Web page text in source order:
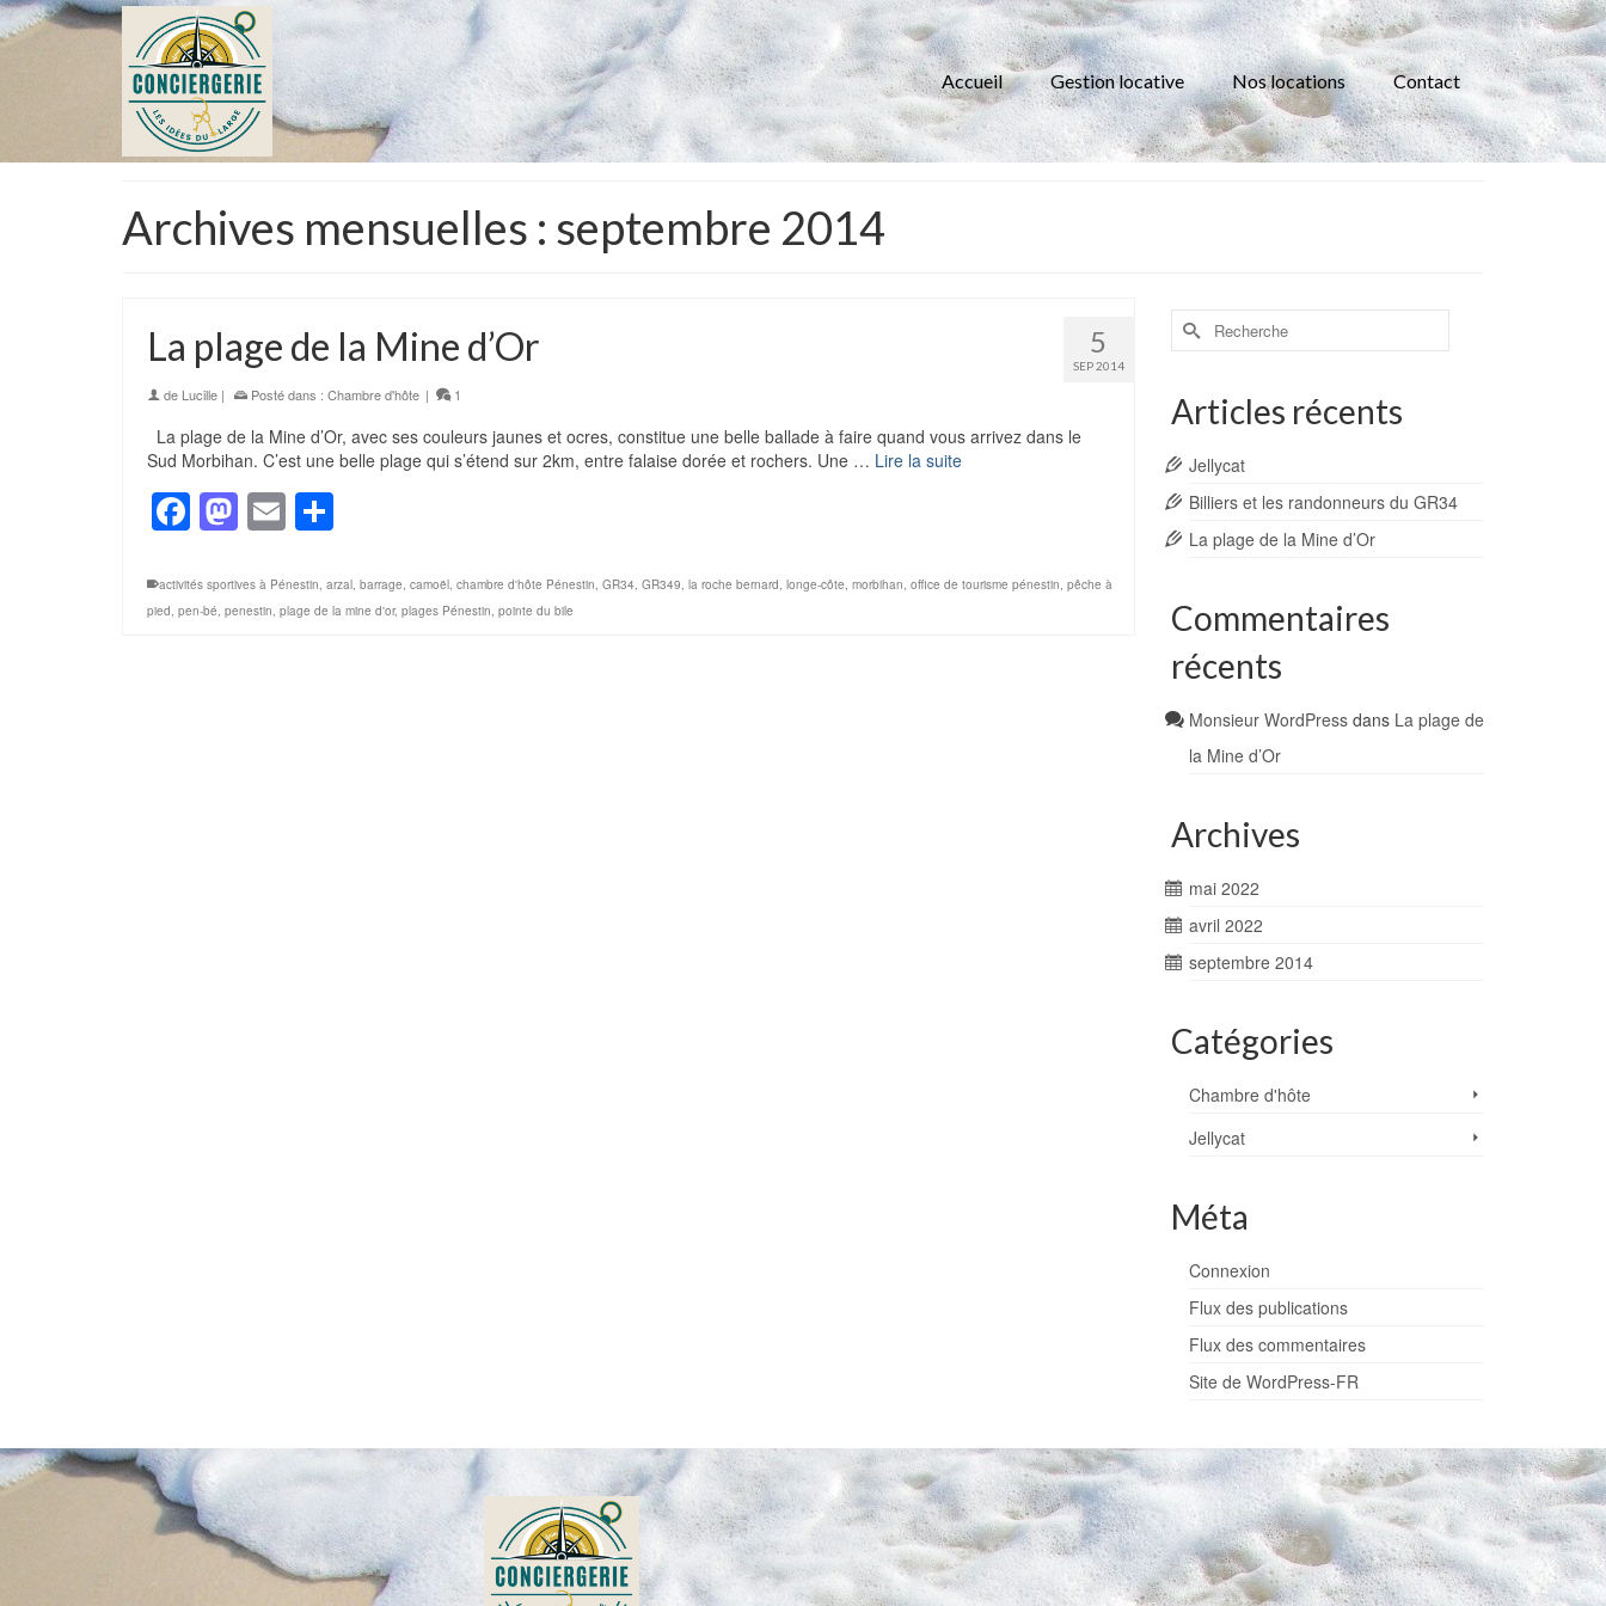
Accueil Gestion locative Nos locations Contact
Archives mensuelles : septembre 2014
5
SEP 2014
La plage de la Mine d’Or
de Lucille | Posté dans : Chambre d'hôte | 1
La plage de la Mine d’Or, avec ses couleurs jaunes et ocres, constitue une belle ballade à faire quand vous arrivez dans le
Sud Morbihan. C’est une belle plage qui s’étend sur 2km, entre falaise dorée et rochers. Une … Lire la suite
Facebook
Mastodon
Email
activités sportives à Pénestin, arzal, barrage, camoël, chambre d'hôte Pénestin, GR34, GR349, la roche bernard, longe-côte, morbihan, office de tourisme pénestin, pêche à
pied, pen-bé, penestin, plage de la mine d'or, plages Pénestin, pointe du bile
Rechercher :
Articles récents
Jellycat
Billiers et les randonneurs du GR34
La plage de la Mine d’Or
Commentaires
récents
Monsieur WordPressdans La plage de
la Mine d’Or
Archives
mai 2022
avril 2022
septembre 2014
Catégories
Chambre d'hôte
Jellycat
Méta
Connexion
Flux des publications
Flux des commentaires
Site de WordPress-FR